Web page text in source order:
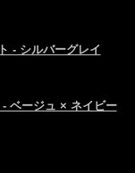
- シルバーグレイ
- ベージュ × ネイビー